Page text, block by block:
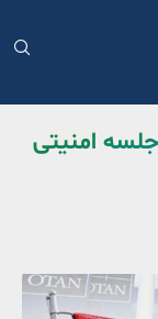
امنیتی